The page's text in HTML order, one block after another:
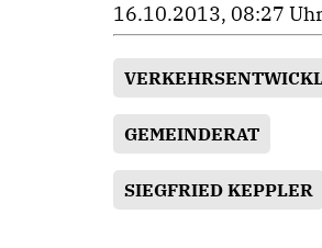
16.10.2013, 08:27
GEMEINDERAT
SIEGFRIED KEPPLER